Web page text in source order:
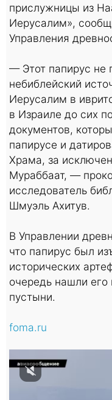
прислужницы из
Иерусалим»,
Управления
— Этот папирус не
небиблейский
Иерусалим в
в Израиле до сих
документов,
папирусе и
Храма, за
Мураббаат, —
исследователь
Шмуэль Ахитув.
В Управлении
что папирус был
исторических
очередь нашли
пустыни.
foma.ru